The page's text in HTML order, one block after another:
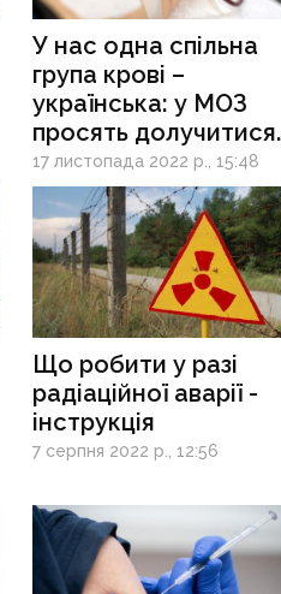
У нас одна спільна
група крові –
українська: у МОЗ
просять долучитися
до донорства для
військових
17 листопада 2022 р., 15:48
Що робити у разі
радіаційної аварії -
інструкція
7 серпня 2022 р., 12:56